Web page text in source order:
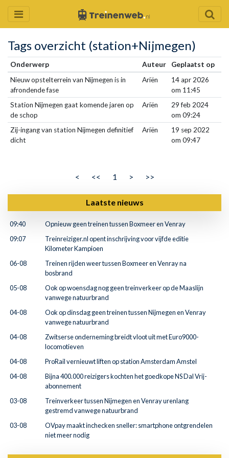
Tags overzicht (station+Nijmegen)
Onderwerp Auteur
Geplaatst op
Nieuw opstelterrein van Nijmegen is in
afrondende fase
Ariën
14 apr 2026
om 11:45
Station Nijmegen gaat komende jaren op
de schop
Ariën
29 feb 2024
om 09:24
Zij-ingang van station Nijmegen definitief
dicht
Ariën
19 sep 2022
om 09:47
< << 1 > >>
Laatste nieuws
09:40
Opnieuw geen treinen tussen Boxmeer en Venray
09:07
Treinreiziger.nl opent inschrijving voor vijfde editie
Kilometer Kampioen
06-08
Treinen rijden weer tussen Boxmeer en Venray na
bosbrand
05-08
Ook op woensdag nog geen treinverkeer op de Maaslijn
vanwege natuurbrand
04-08
Ook op dinsdag geen treinen tussen Nijmegen en Venray
vanwege natuurbrand
04-08
Zwitserse onderneming breidt vloot uit met Euro9000-
locomotieven
04-08
ProRail vernieuwt liften op station Amsterdam Amstel
04-08
Bijna 400.000 reizigers kochten het goedkope NS Dal Vrij-
abonnement
03-08
Treinverkeer tussen Nijmegen en Venray urenlang
gestremd vanwege natuurbrand
03-08
OVpay maakt inchecken sneller: smartphone ontgrendelen
niet meer nodig